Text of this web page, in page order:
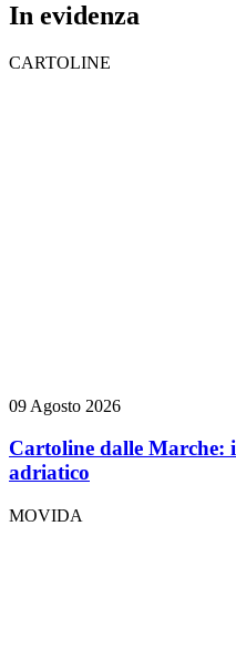
In evidenza
CARTOLINE
09 Agosto 2026
Cartoline dalle Marche:
adriatico
MOVIDA